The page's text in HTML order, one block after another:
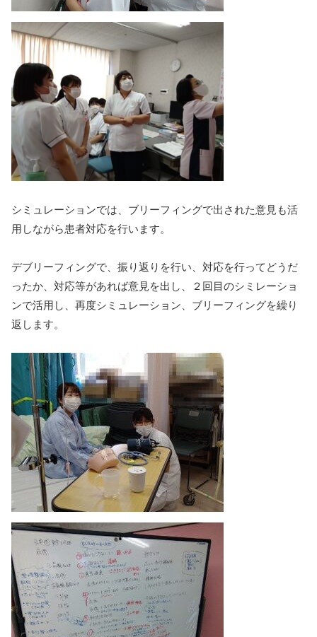
シミュレーションでは、ブリーフィングで出された意見も活
用しながら患者対応を行います。
デブリーフィングで、振り返りを行い、対応を行ってどうだ
ったか、対応等があれば意見を出し、２回目のシミレーショ
ンで活用し、再度シミュレーション、ブリーフィングを繰り
返します。